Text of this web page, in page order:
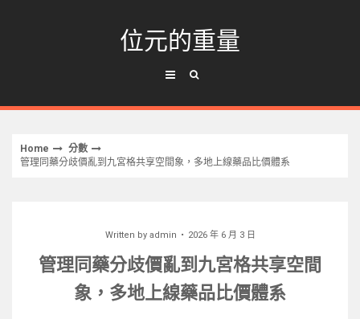
位元的重量
Home
分數
管理同藥分歧價亂到九宮格共享空間象，多地上線藥品比價體系
Written by admin 2026 年 6 月 3 日
管理同藥分歧價亂到九宮格共享空間
象，多地上線藥品比價體系